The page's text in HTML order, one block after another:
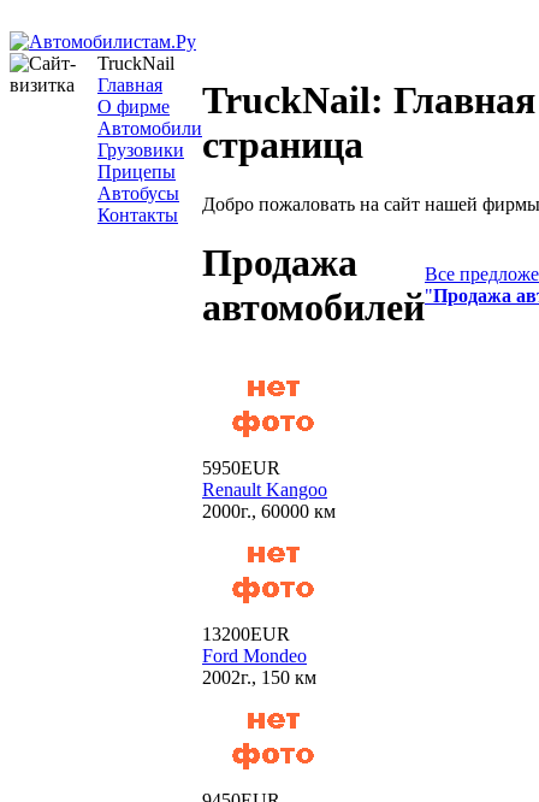
TruckNail
Главная
О фирме
Автомобили
Грузовики
Прицепы
Автобусы
Контакты
TruckNail: Главная
страница
Добро пожаловать на сайт нашей
Продажа
автомобилей
Все
"Продажа
5950EUR
Renault Kangoo
2000г., 60000 км
13200EUR
Ford Mondeo
2002г., 150 км